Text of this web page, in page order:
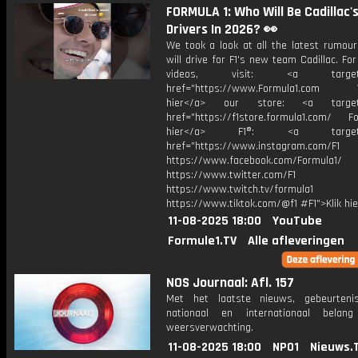
FORMULA 1: Who Will Be Cadillac's
Drivers In 2026? 👀
We took a look at all the latest
will drive for F1's new team Cadillac. For
videos, visit: <a
href="https://www.Formula1.com
hier</a> our store: <a
href="https://f1store.formula1.com/
hier</a> F1®: <a
href="https://www.instagram.com/F1
https://www.facebook.com/Formula1/
https://www.twitter.com/F1
https://www.twitch.tv/formula1
https://www.tiktok.com/@f1 #F1">Klik
11-08-2025 18:00
YouTube
Formule1.TV
Alle afleveringen
NOS Journaal: Afl. 157
Met het laatste nieuws,
nationaal en internationaal
weersverwachting.
11-08-2025 18:00 NPO1